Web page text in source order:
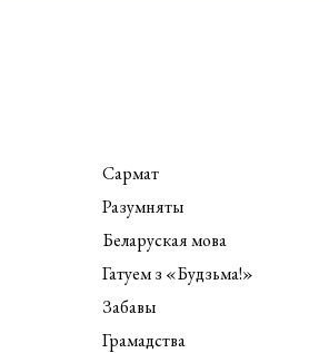
Сармат
Разумняты
Беларуская мова
Гатуем з «Будзьма!»
Забавы
Грамадства